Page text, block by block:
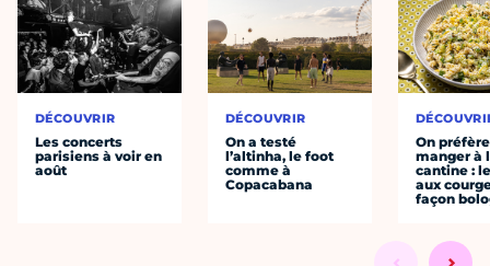
DÉCOUVRIR
Les concerts
parisiens à voir en
août
DÉCOUVRIR
On a testé
l’altinha, le foot
comme à
Copacabana
On préfère
manger à
cantine :
aux
façon